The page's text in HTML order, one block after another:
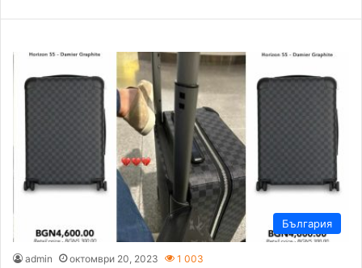
България
admin октомври 20, 2023 1 003